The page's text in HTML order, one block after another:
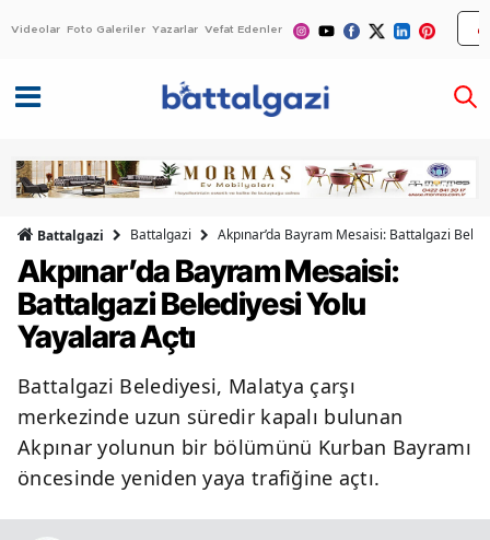
Videolar Foto Galeriler Yazarlar Vefat Edenler
Battalgazi Battalgazi Akpınar’da Bayram Mesaisi: Battalgazi
Akpınar’da Bayram Mesaisi:
Battalgazi Belediyesi Yolu
Yayalara Açtı
Battalgazi Belediyesi, Malatya çarşı
merkezinde uzun süredir kapalı bulunan
Akpınar yolunun bir bölümünü Kurban Bayramı
öncesinde yeniden yaya trafiğine açtı.